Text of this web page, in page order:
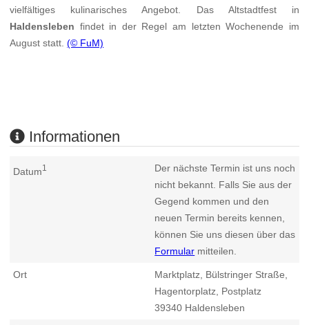
vielfältiges kulinarisches Angebot. Das Altstadtfest in
Haldensleben findet in der Regel am letzten Wochenende im
August statt.(© FuM)
Informationen
Datum1
Der nächste Termin ist uns noch
nicht bekannt. Falls Sie aus der
Gegend kommen und den
neuen Termin bereits kennen,
können Sie uns diesen über das
Formular mitteilen.
Ort
Marktplatz, Bülstringer Straße,
Hagentorplatz, Postplatz
39340 Haldensleben